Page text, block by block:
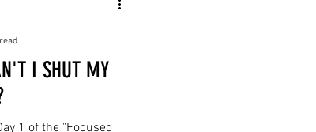
I SHUT MY
1 of the "Focused